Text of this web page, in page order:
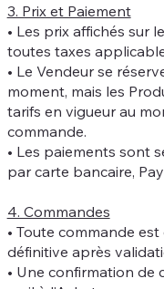
3. Prix et Paiement
• Les prix affichés sur
toutes taxes
• Le Vendeur se
moment, mais les
tarifs en vigueur au
commande.
• Les paiements sont
par carte bancaire,
4. Commandes
• Toute commande
définitive après
• Une confirmation de